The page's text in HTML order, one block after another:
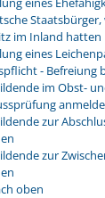
Staatsbürger,
im Inland hatten
eines
- Befreiung
im Obst-
zur
zur
oben